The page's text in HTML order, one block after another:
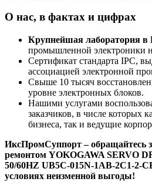
О нас, в фактах и цифрах
Крупнейшая лаборатория в
промышленной электроники
Сертификат стандарта IPC,
ассоциацией электронной
Свыше 10 тысяч
уровне электронных блоков.
Нашими услугами
заказчиков, в числе которых
бизнеса, так и ведущие
ИксПромСуппорт – обращайтесь
ремонтом YOKOGAWA SERVO
50/60HZ UB5C-015N-1AB-2C1-2-
условиях неизменной выгоды!